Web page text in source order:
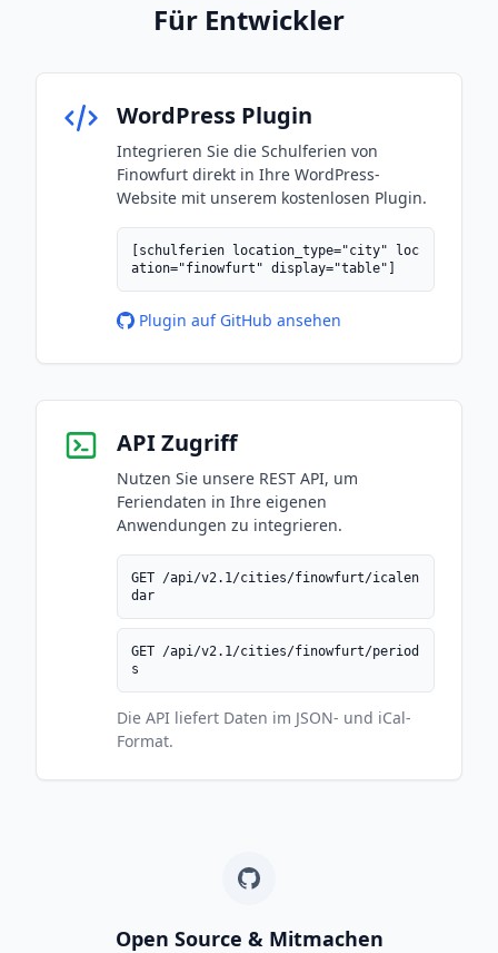
Für Entwickler
WordPress Plugin
Integrieren Sie die Schulferien von
Finowfurt direkt in Ihre WordPress-
Website mit unserem kostenlosen Plugin.
[schulferien location_type="city" loc
ation="finowfurt" display="table"]
Plugin auf GitHub ansehen
API Zugriff
Nutzen Sie unsere REST API, um
Feriendaten in Ihre eigenen
Anwendungen zu integrieren.
GET /api/v2.1/cities/finowfurt/icalen
dar
GET /api/v2.1/cities/finowfurt/period
s
Die API liefert Daten im JSON- und iCal-
Format.
Open Source & Mitmachen